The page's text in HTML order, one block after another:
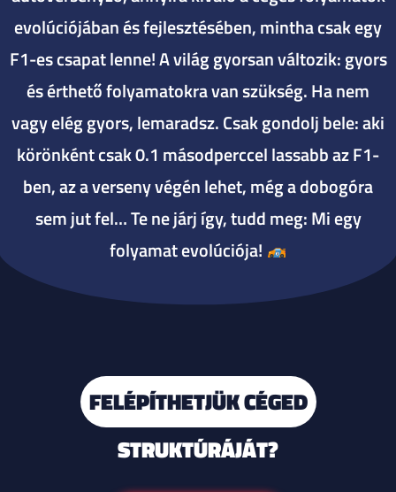
evolúciójában és fejlesztésében, mintha csak egy
F1-es csapat lenne! A világ gyorsan változik: gyors
és érthető folyamatokra van szükség. Ha nem
vagy elég gyors, lemaradsz. Csak gondolj bele: aki
körönként csak 0.1 másodperccel lassabb az F1-
ben, az a verseny végén lehet, még a dobogóra
sem jut fel… Te ne járj így, tudd meg: Mi egy
folyamat evolúciója!
FELÉPÍTHETJÜK CÉGED
STRUKTÚRÁJÁT?